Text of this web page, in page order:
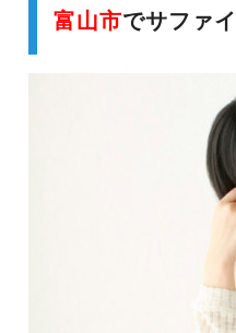
富山市でサファ